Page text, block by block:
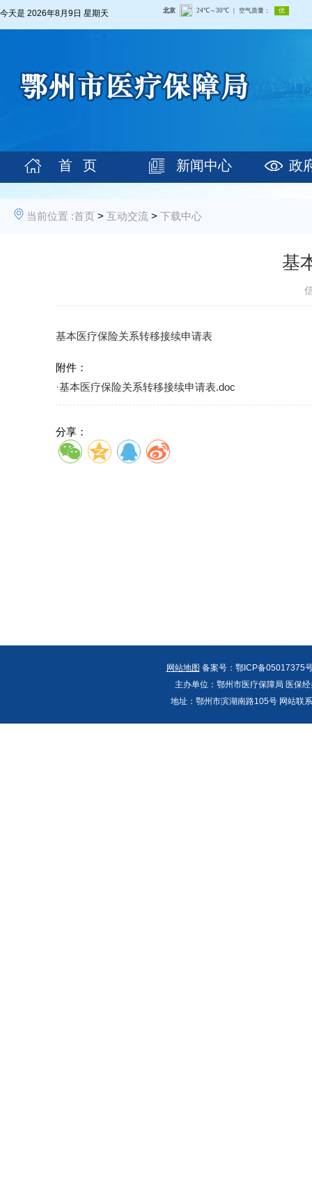
今天是 2026年8月9日 星期天
首 页 新闻中心 政
当前位置 :首页 > 互动交流 > 下载中心
基
基本医疗保险关系转移接续申请表
附件：
·基本医疗保险关系转移接续申请表.doc
分享：
网站地图 备案号：鄂ICP备05017375
主办单位：鄂州市医疗保障局 医保
地址：鄂州市滨湖南路105号 网站